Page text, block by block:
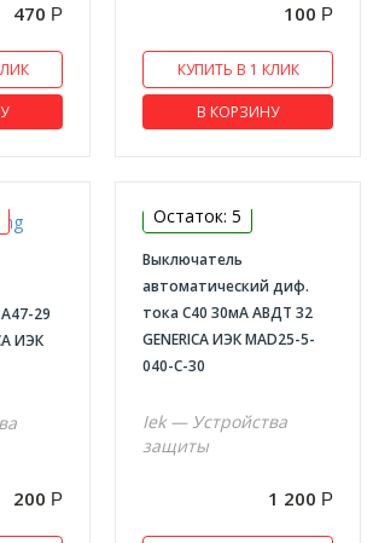
470 Р 100 Р
КУПИТЬ В 1 КЛИК
В КОРЗИНУ
29
ИЭК
200 Р
Остаток: 5
Выключатель
автоматический диф.
тока C40 30мА АВДТ 32
GENERICA ИЭК MAD25-5-
040-C-30
Iek — Устройства
защиты
1 200 Р